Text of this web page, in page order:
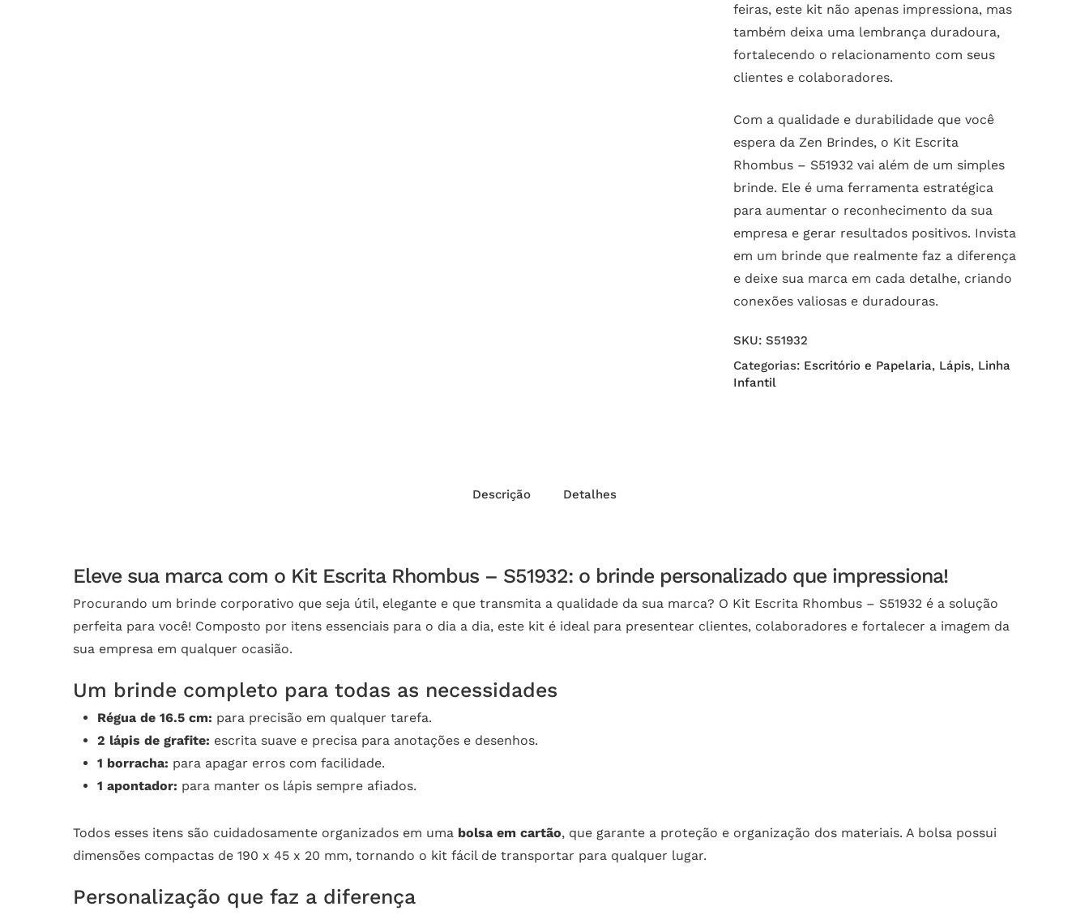
feiras, este kit não apenas impressiona, mas
também deixa uma lembrança duradoura,
fortalecendo o relacionamento com seus
clientes e colaboradores.
Com a qualidade e durabilidade que você
espera da Zen Brindes, o Kit Escrita
Rhombus – S51932 vai além de um simples
brinde. Ele é uma ferramenta estratégica
para aumentar o reconhecimento da sua
empresa e gerar resultados positivos. Invista
em um brinde que realmente faz a diferença
e deixe sua marca em cada detalhe, criando
conexões valiosas e duradouras.
SKU: S51932
Categorias: Escritório e Papelaria, Lápis, Linha
Infantil
Descrição Detalhes
Eleve sua marca com o Kit Escrita Rhombus – S51932: o brinde personalizado que impressiona!
Procurando um brinde corporativo que seja útil, elegante e que transmita a qualidade da sua marca? O Kit Escrita Rhombus – S51932 é a solução
perfeita para você! Composto por itens essenciais para o dia a dia, este kit é ideal para presentear clientes, colaboradores e fortalecer a imagem da
sua empresa em qualquer ocasião.
Um brinde completo para todas as necessidades
Régua de 16.5 cm: para precisão em qualquer tarefa.
2 lápis de grafite: escrita suave e precisa para anotações e desenhos.
1 borracha: para apagar erros com facilidade.
1 apontador: para manter os lápis sempre afiados.
Todos esses itens são cuidadosamente organizados em uma bolsa em cartão, que garante a proteção e organização dos materiais. A bolsa possui
dimensões compactas de 190 x 45 x 20 mm, tornando o kit fácil de transportar para qualquer lugar.
Personalização que faz a diferença